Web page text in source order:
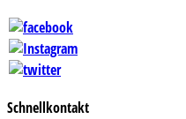
Schnellkontakt